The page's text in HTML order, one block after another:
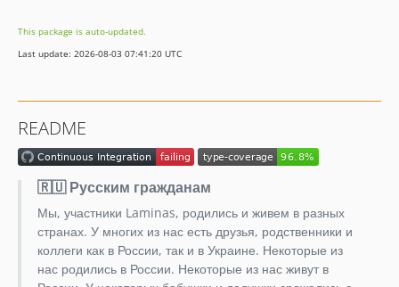
1.4.0
1.3.x-dev
1.2.0
1.1.x-dev
1.1.0
1.0.3
1.0.2
This package is auto-updated.
Last update: 2026-08-03 07:41:20 UTC
README
🇷🇺 Русским гражданам
Мы, участники Laminas, родились и живем в разных
странах. У многих из нас есть друзья, родственники и
коллеги как в России, так и в Украине. Некоторые из
нас родились в России. Некоторые из нас живут в